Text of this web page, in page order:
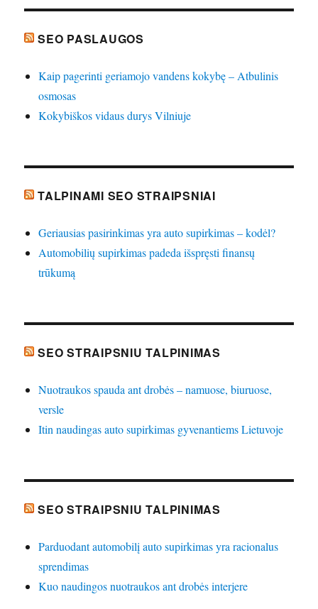
SEO PASLAUGOS
Kaip pagerinti geriamojo vandens kokybę – Atbulinis
osmosas
Kokybiškos vidaus durys Vilniuje
TALPINAMI SEO STRAIPSNIAI
Geriausias pasirinkimas yra auto supirkimas – kodėl?
Automobilių supirkimas padeda išspręsti finansų
trūkumą
SEO STRAIPSNIU TALPINIMAS
Nuotraukos spauda ant drobės – namuose, biuruose,
versle
Itin naudingas auto supirkimas gyvenantiems Lietuvoje
SEO STRAIPSNIU TALPINIMAS
Parduodant automobilį auto supirkimas yra racionalus
sprendimas
Kuo naudingos nuotraukos ant drobės interjere